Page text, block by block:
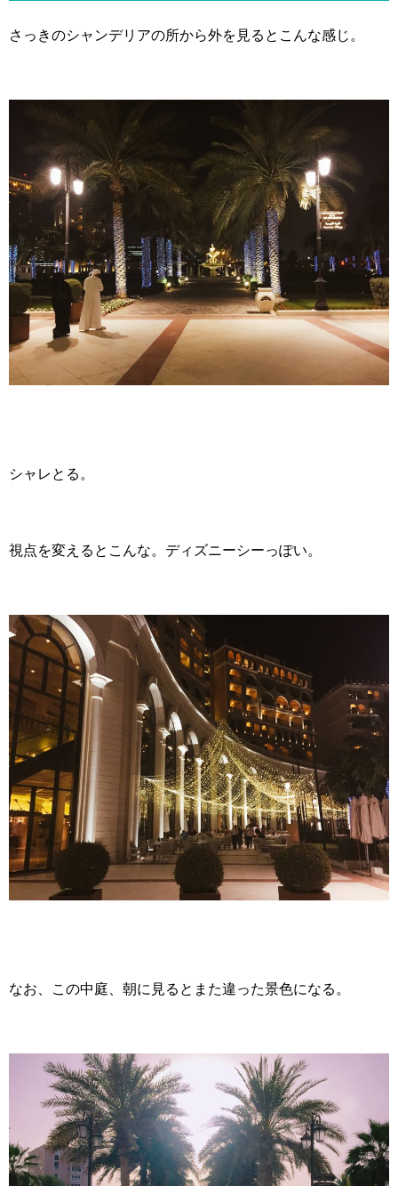
さっきのシャンデリアの所から外を見るとこんな感じ。
シャレとる。
視点を変えるとこんな。ディズニーシーっぽい。
なお、この中庭、朝に見るとまた違った景色になる。